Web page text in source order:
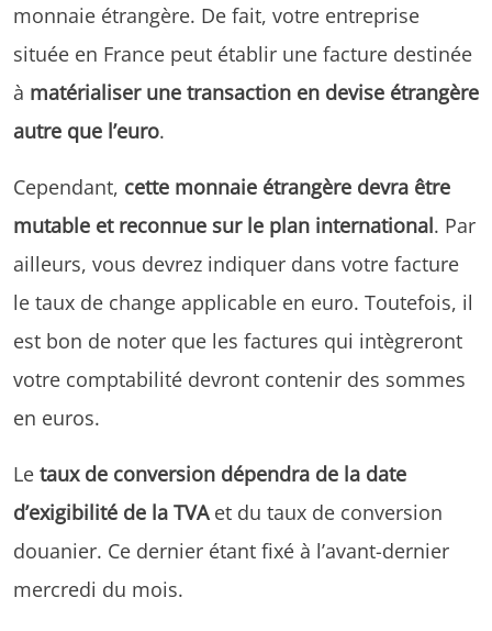
monnaie étrangère. De fait, votre entreprise
située en France peut établir une facture destinée
à matérialiser une transaction en devise étrangère
autre que l’euro.
Cependant, cette monnaie étrangère devra être
mutable et reconnue sur le plan international. Par
ailleurs, vous devrez indiquer dans votre facture
le taux de change applicable en euro. Toutefois, il
est bon de noter que les factures qui intègreront
votre comptabilité devront contenir des sommes
en euros.
Le taux de conversion dépendra de la date
d’exigibilité de la TVAet du taux de conversion
douanier. Ce dernier étant fixé à l’avant-dernier
mercredi du mois.